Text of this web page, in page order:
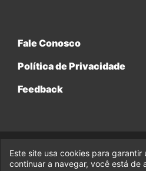
Fale Conosco
Política de Privacidade
Feedback
© 2017-2026 Legado da Marvel,
Este site usa cookies para garantir
continuar a navegar, você está de